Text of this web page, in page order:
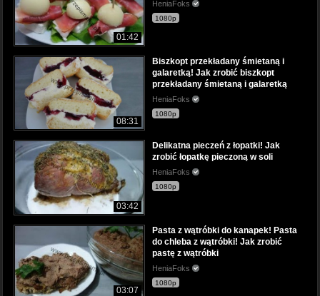
01:42
HeniaFoks
1080p
08:31
Biszkopt przekładany śmietaną i
galaretką! Jak zrobić biszkopt
przekładany śmietaną i galaretką
HeniaFoks
1080p
03:42
Delikatna pieczeń z łopatki! Jak
zrobić łopatkę pieczoną w soli
HeniaFoks
1080p
03:07
Pasta z wątróbki do kanapek! Pasta
do chleba z wątróbki! Jak zrobić
pastę z wątróbki
HeniaFoks
1080p